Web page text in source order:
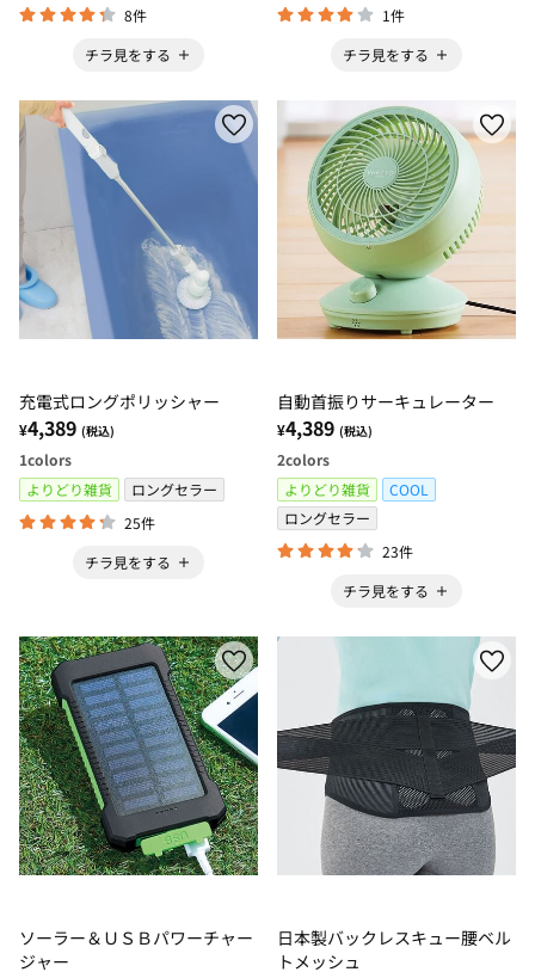
8件
チラ見をする
1件
チラ見をする
充電式ロングポリッシャー
¥4,389 (税込)
1colors
よりどり雑貨
ロングセラー
25件
チラ見をする
自動首振りサーキュレーター
¥4,389 (税込)
2colors
よりどり雑貨
COOL
ロングセラー
23件
チラ見をする
ソーラー＆ＵＳＢパワーチャー
ジャー
日本製バックレスキュー腰ベル
トメッシュ